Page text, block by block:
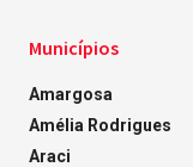
Municípios
Amargosa
Amélia Rodrigues
Araci